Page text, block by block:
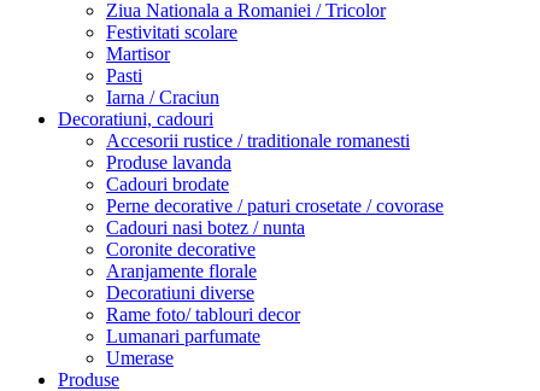
Ziua Nationala a Romaniei / Tricolor
Festivitati scolare
Martisor
Pasti
Iarna / Craciun
Decoratiuni, cadouri
Accesorii rustice / traditionale romanesti
Produse lavanda
Cadouri brodate
Perne decorative / paturi crosetate / covorase
Cadouri nasi botez / nunta
Coronite decorative
Aranjamente florale
Decoratiuni diverse
Rame foto/ tablouri decor
Lumanari parfumate
Umerase
Produse